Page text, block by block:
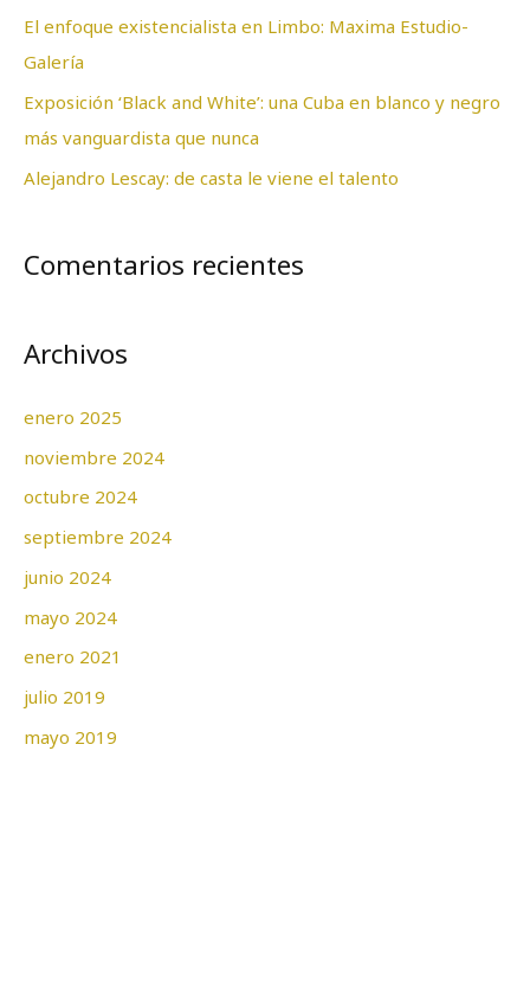
r
:
El enfoque existencialista en Limbo: Maxima Estudio-
Galería
Exposición ‘Black and White’: una Cuba en blanco y negro
más vanguardista que nunca
Alejandro Lescay: de casta le viene el talento
Comentarios recientes
Archivos
enero 2025
noviembre 2024
octubre 2024
septiembre 2024
junio 2024
mayo 2024
enero 2021
julio 2019
mayo 2019